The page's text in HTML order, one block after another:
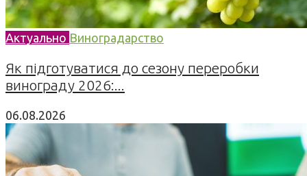
Актуально Виноградарство
Як підготуватися до сезону переробки
винограду 2026:...
06.08.2026